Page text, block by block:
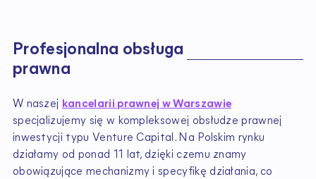
Profesjona na o bsługa
prawna
W naszej kancelarii prawnej w Warszawie
specjalizujemy się w kompleksowej obsłudze prawnej
inwestycji typu Venture Capital. Na Polskim rynku
działamy od ponad 11 lat, dzięki czemu znamy
obowiązujące mechanizmy i specyfikę działania, co